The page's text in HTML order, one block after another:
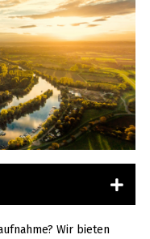
Wir bieten